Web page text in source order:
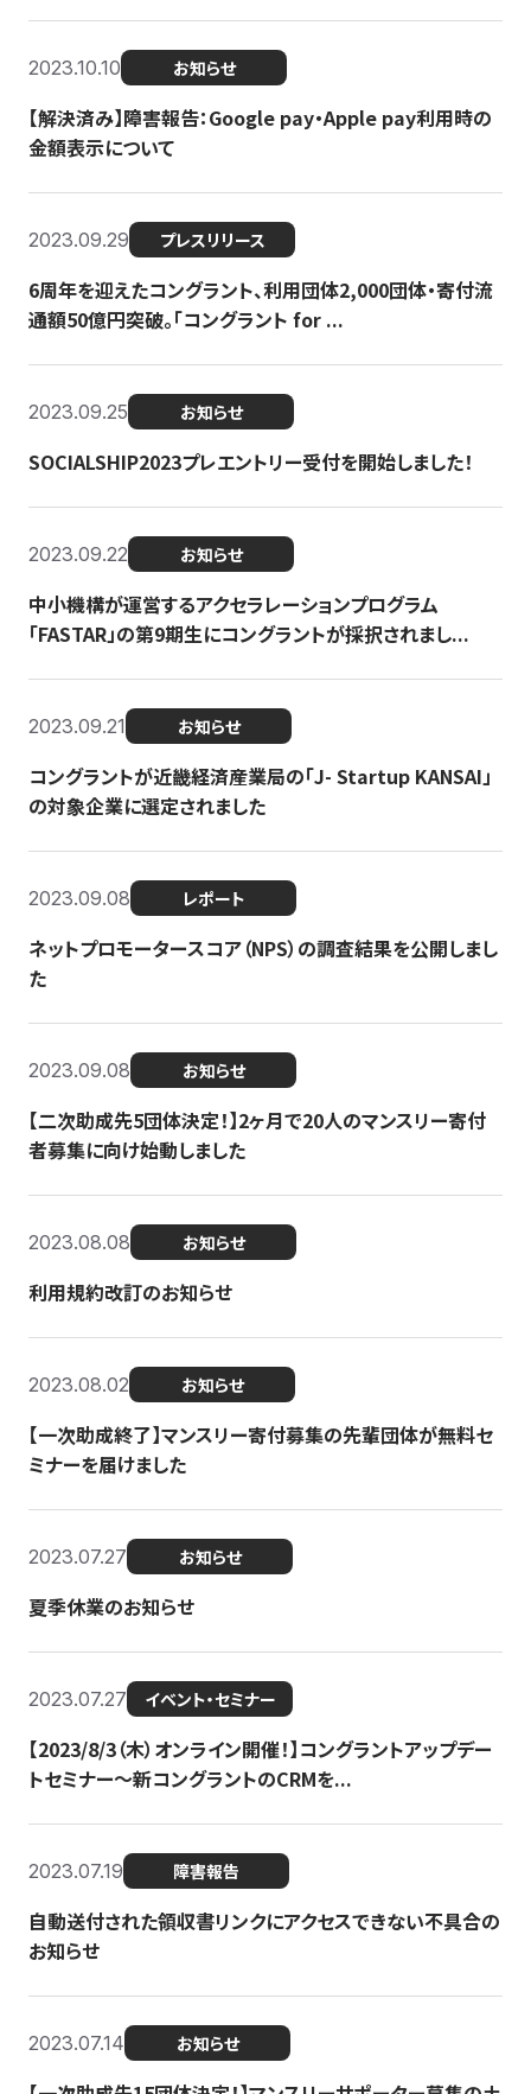
2023.10.10 お知らせ
【解決済み】障害報告：Google pay・Apple pay利用時の
金額表示について
2023.09.29 プレスリリース
6周年を迎えたコングラント、利用団体2,000団体・寄付流
通額50億円突破。「コングラント for ...
2023.09.25 お知らせ
SOCIALSHIP2023プレエントリー受付を開始しました！
2023.09.22 お知らせ
中小機構が運営するアクセラレーションプログラム
「FASTAR」の第9期生にコングラントが採択されまし...
2023.09.21 お知らせ
コングラントが近畿経済産業局の「J- Startup KANSAI」
の対象企業に選定されました
2023.09.08 レポート
ネットプロモータースコア（NPS）の調査結果を公開しまし
た
2023.09.08 お知らせ
【二次助成先5団体決定！】2ヶ月で20人のマンスリー寄付
者募集に向け始動しました
2023.08.08 お知らせ
利用規約改訂のお知らせ
2023.08.02 お知らせ
【一次助成終了】マンスリー寄付募集の先輩団体が無料セ
ミナーを届けました
2023.07.27 お知らせ
夏季休業のお知らせ
2023.07.27 イベント・セミナー
【2023/8/3（木）オンライン開催！】コングラントアップデー
トセミナー〜新コングラントのCRMを...
2023.07.19 障害報告
自動送付された領収書リンクにアクセスできない不具合の
お知らせ
2023.07.14 お知らせ